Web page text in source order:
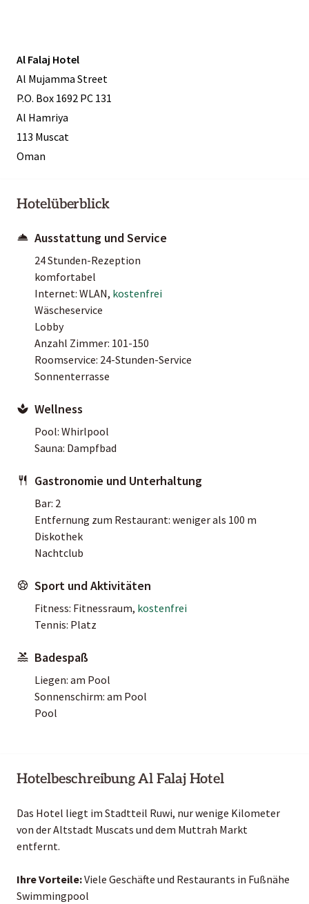
Al Falaj Hotel
Al Mujamma Street
P.O. Box 1692 PC 131
Al Hamriya
113 Muscat
Oman
Hotelüberblick
Ausstattung und Service
24 Stunden-Rezeption
komfortabel
Internet: WLAN, kostenfrei
Wäscheservice
Lobby
Anzahl Zimmer: 101-150
Roomservice: 24-Stunden-Service
Sonnenterrasse
Wellness
Pool: Whirlpool
Sauna: Dampfbad
Gastronomie und Unterhaltung
Bar: 2
Entfernung zum Restaurant: weniger als 100 m
Diskothek
Nachtclub
Sport und Aktivitäten
Fitness: Fitnessraum, kostenfrei
Tennis: Platz
Badespaß
Liegen: am Pool
Sonnenschirm: am Pool
Pool
Hotelbeschreibung Al Falaj Hotel
Das Hotel liegt im Stadtteil Ruwi, nur wenige Kilometer
von der Altstadt Muscats und dem Muttrah Markt
entfernt.
Ihre Vorteile:Viele Geschäfte und Restaurants in Fußnähe
Swimmingpool